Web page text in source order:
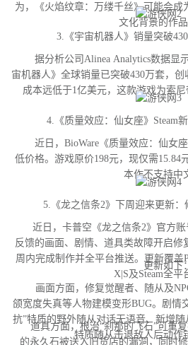
为，《火焰纹章：万缕千丝》可能会成
文化背景的作品
3.《宇宙机器人》销量突破430
据分析公司Alinea Analytics数据显
宙机器人》全球销量已突破430万套，
成本远低于1亿美元，这款游戏为索尼
4.《质量效应：仙女座》Steam新
近日，BioWare《质量效应：仙女座
低价格。游戏原价198元，现仅需15.84
本作不支持中
5.《龙之信条2》下周迎来更新：
近日，卡普空《龙之信条2》官方账
反馈的画面、剧情、道具类故障开启修
周内完成制作并全平台推送。更新覆盖
X|S及Steam全平
更新如下：
画面方面，修复觉醒者、随从及
颌宽度失真等人物建模变形BUG。剧情
抗”特质的野外随从对话无语音、新增
特质随从击退敌人后动作
道具方面，根治“刹那的飞石”可重复
的永久石被送入旧货店的漏洞，同时